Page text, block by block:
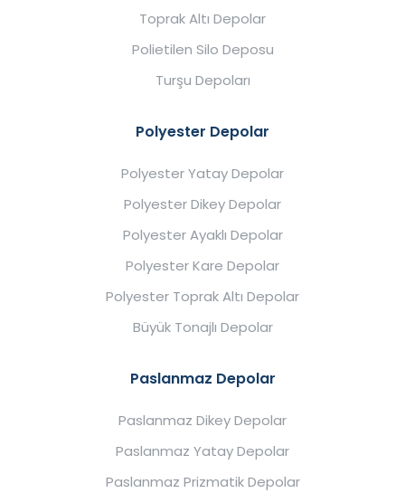
Toprak Altı Depolar
Polietilen Silo Deposu
Turşu Depoları
Polyester Depolar
Polyester Yatay Depolar
Polyester Dikey Depolar
Polyester Ayaklı Depolar
Polyester Kare Depolar
Polyester Toprak Altı Depolar
Büyük Tonajlı Depolar
Paslanmaz Depolar
Paslanmaz Dikey Depolar
Paslanmaz Yatay Depolar
Paslanmaz Prizmatik Depolar